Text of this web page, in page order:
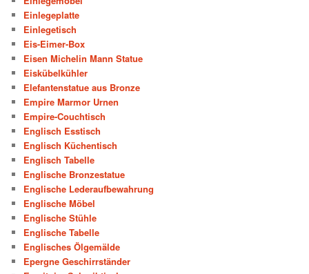
Einlegeplatte
Einlegetisch
Eis-Eimer-Box
Eisen Michelin Mann Statue
Eiskübelkühler
Elefantenstatue aus Bronze
Empire Marmor Urnen
Empire-Couchtisch
Englisch Esstisch
Englisch Küchentisch
Englisch Tabelle
Englische Bronzestatue
Englische Lederaufbewahrung
Englische Möbel
Englische Stühle
Englische Tabelle
Englisches Ölgemälde
Epergne Geschirrständer